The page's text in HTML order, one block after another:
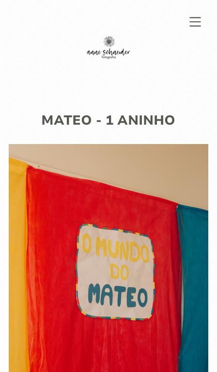
MATEO - 1 ANINHO